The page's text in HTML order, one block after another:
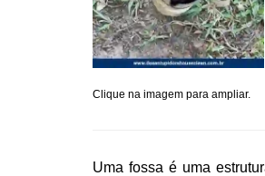
Clique na imagem para ampliar.
Uma fossa é uma